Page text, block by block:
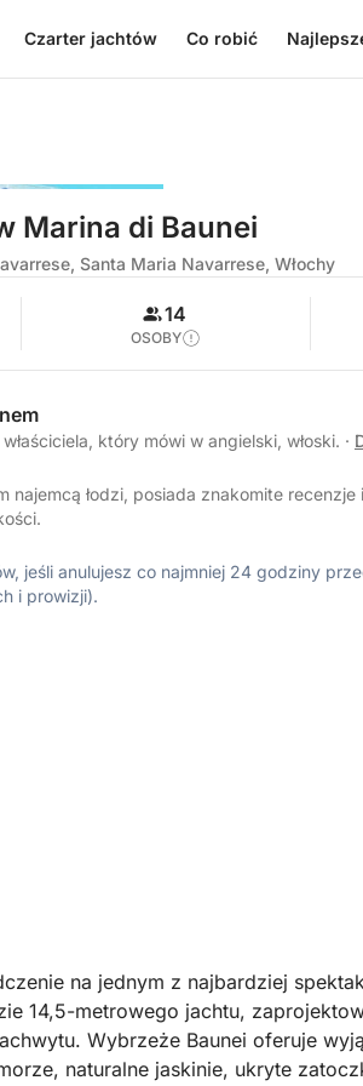
Czarter jachtów Co robić
Marina di Baunei
Santa Maria Navarrese, Włochy
14
OSOBY
który mówi w angielski, włoski. ·
najemcą łodzi, posiada znakomite
jeśli anulujesz co najmniej 24 godziny
i prowizji).
na jednym z najbardziej
14,5-metrowego jachtu,
Wybrzeże Baunei oferuje
naturalne jaskinie, ukryte